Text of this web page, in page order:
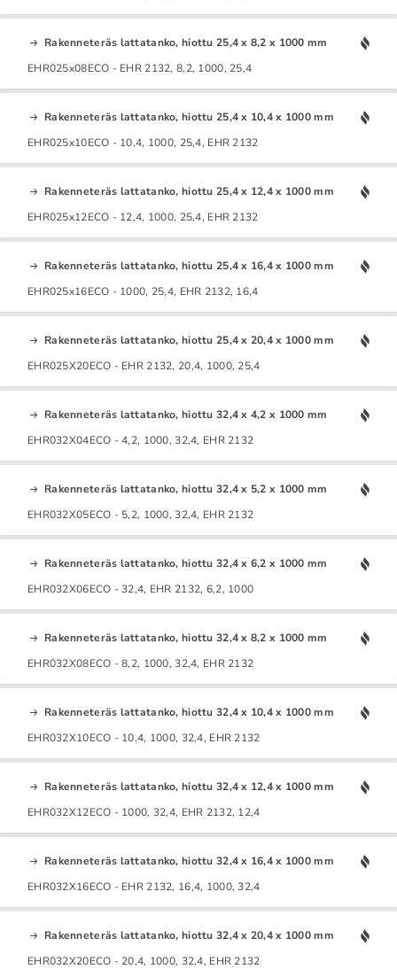
Rakenneteräs lattatanko, hiottu 25,4 x 8,2 x 1000 mm
EHR025x08ECO - EHR 2132, 8,2, 1000, 25,4
Rakenneteräs lattatanko, hiottu 25,4 x 10,4 x 1000 mm
EHR025x10ECO - 10,4, 1000, 25,4, EHR 2132
Rakenneteräs lattatanko, hiottu 25,4 x 12,4 x 1000 mm
EHR025x12ECO - 12,4, 1000, 25,4, EHR 2132
Rakenneteräs lattatanko, hiottu 25,4 x 16,4 x 1000 mm
EHR025x16ECO - 1000, 25,4, EHR 2132, 16,4
Rakenneteräs lattatanko, hiottu 25,4 x 20,4 x 1000 mm
EHR025X20ECO - EHR 2132, 20,4, 1000, 25,4
Rakenneteräs lattatanko, hiottu 32,4 x 4,2 x 1000 mm
EHR032X04ECO - 4,2, 1000, 32,4, EHR 2132
Rakenneteräs lattatanko, hiottu 32,4 x 5,2 x 1000 mm
EHR032X05ECO - 5,2, 1000, 32,4, EHR 2132
Rakenneteräs lattatanko, hiottu 32,4 x 6,2 x 1000 mm
EHR032X06ECO - 32,4, EHR 2132, 6,2, 1000
Rakenneteräs lattatanko, hiottu 32,4 x 8,2 x 1000 mm
EHR032X08ECO - 8,2, 1000, 32,4, EHR 2132
Rakenneteräs lattatanko, hiottu 32,4 x 10,4 x 1000 mm
EHR032X10ECO - 10,4, 1000, 32,4, EHR 2132
Rakenneteräs lattatanko, hiottu 32,4 x 12,4 x 1000 mm
EHR032X12ECO - 1000, 32,4, EHR 2132, 12,4
Rakenneteräs lattatanko, hiottu 32,4 x 16,4 x 1000 mm
EHR032X16ECO - EHR 2132, 16,4, 1000, 32,4
Rakenneteräs lattatanko, hiottu 32,4 x 20,4 x 1000 mm
EHR032X20ECO - 20,4, 1000, 32,4, EHR 2132